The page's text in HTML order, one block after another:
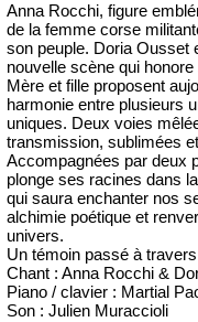
Anna Rocchi, figure
de la femme corse
son peuple. Doria Ousset
nouvelle scène qui
Mère et fille proposent
harmonie entre plusieurs
uniques. Deux voies
transmission, sublimées
Accompagnées par deux
plonge ses racines dans
qui saura enchanter nos
alchimie poétique et
univers.
Un témoin passé à
Chant : Anna Rocchi &
Piano / clavier : Martial
Son : Julien Muraccioli